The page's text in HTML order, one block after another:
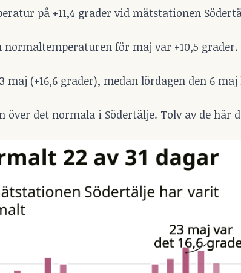
på +11,4 grader vid mätstationen
för maj var +10,5 grader.
(+16,6 grader), medan lördagen den 6 maj
över det normala i Södertälje. Tolv av de här